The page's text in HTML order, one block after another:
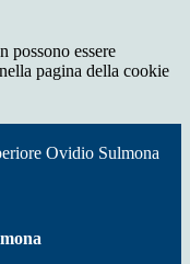
possono essere
pagina della cookie
Ovidio Sulmona